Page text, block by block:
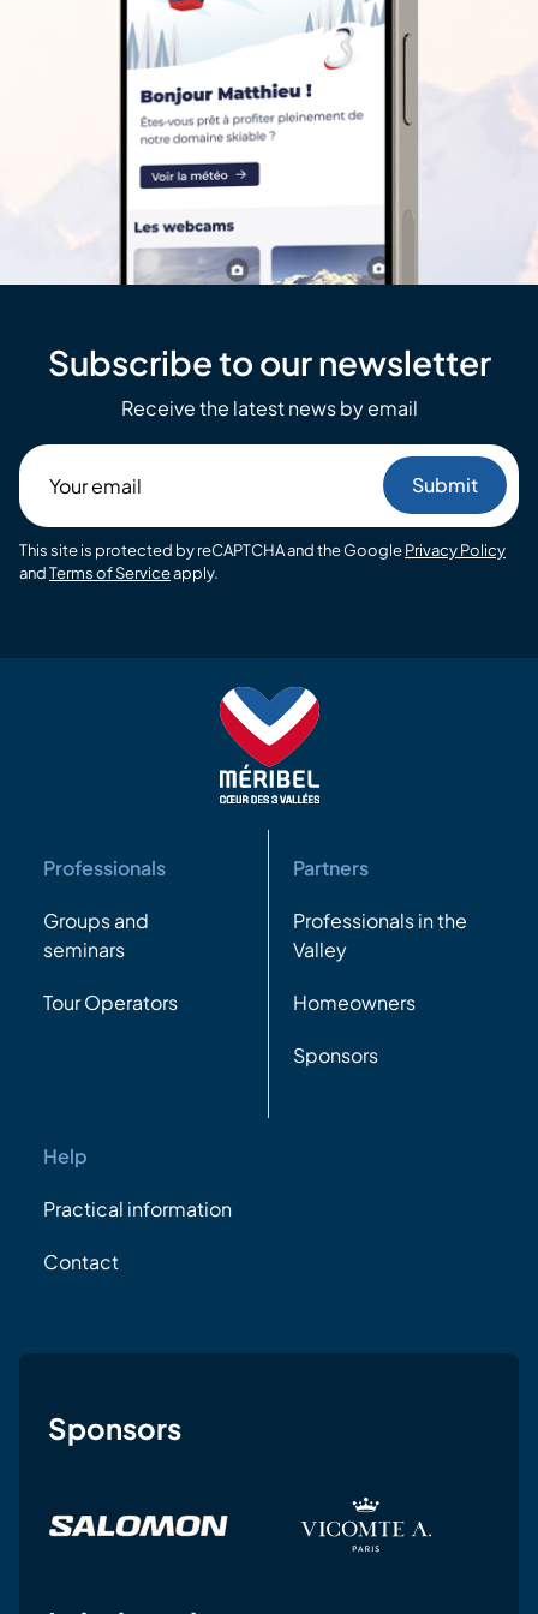
Subscribe to our newsletter
Receive the latest news by email
email
This site is protected by reCAPTCHA and the GooglePrivacy Policy
andTerms of Serviceapply.
Professionals
Groups and
seminars
Tour Operators
Partners
Professionals in the
Valley
Homeowners
Sponsors
Help
Practical information
Contact
Sponsors